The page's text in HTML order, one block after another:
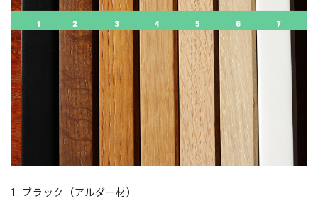
1. ブラック（アルダー材）